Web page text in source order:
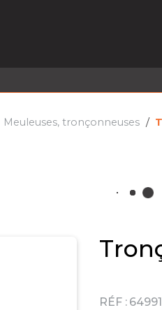
Meuleuses, tronçonneuses
RÉF : 64991